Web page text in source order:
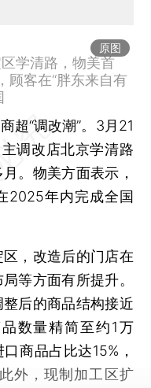
原图
学清路，物美首
顾客在“胖东来自有
超“调改潮”。3月21
主调改店北京学清路
。物美方面表示，
2025年内完成全国
，改造后的门店在
等方面有所提升。
后的商品结构接近
数量精简至约1万
商品占比达15%，
外，现制加工区扩